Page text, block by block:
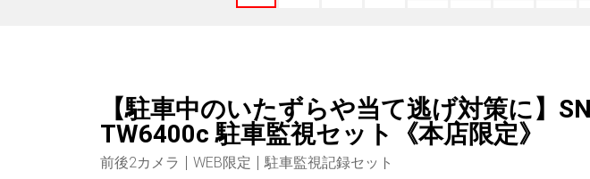
【駐車中のいたずらや当て逃げ対策に】
TW6400c 駐車監視セット《本店限定》
前後2カメラ WEB限定 駐車監視記録セット